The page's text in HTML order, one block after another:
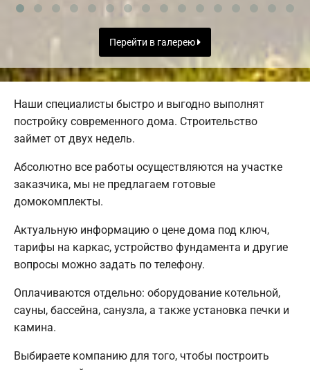
Перейти в галерею
Наши специалисты быстро и выгодно выполнят
постройку современного дома. Строительство
займет от двух недель.
Абсолютно все работы осуществляются на участке
заказчика, мы не предлагаем готовые
домокомплекты.
Актуальную информацию о цене дома под ключ,
тарифы на каркас, устройство фундамента и другие
вопросы можно задать по телефону.
Оплачиваются отдельно: оборудование котельной,
сауны, бассейна, санузла, а также установка печки и
камина.
Выбираете компанию для того, чтобы построить